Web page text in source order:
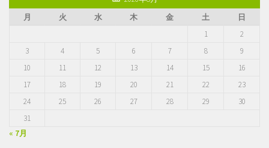
月
火 水 木 金 土
日
1
2
3
4 5 6 7 8
9
10
11 12 13 14 15
16
17
18 19 20 21 22
23
24
25 26 27 28 29
30
31
« 7月